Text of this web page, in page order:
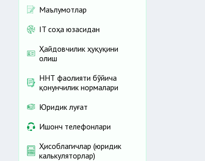
Маълумотлар
IT соҳа юзасидан
Ҳайдовчилик ҳуқуқини
олиш
ННТ фаолияти бўйича
қонунчилик нормалари
Юридик луғат
Ишонч телефонлари
Ҳисоблагичлар (юридик
калькуляторлар)